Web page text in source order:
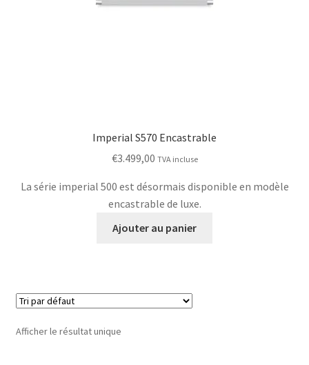
Imperial S570 Encastrable
€3.499,00 TVA incluse
La série imperial 500 est désormais disponible en modèle
encastrable de luxe.
Ajouter au panier
Afficher le résultat unique